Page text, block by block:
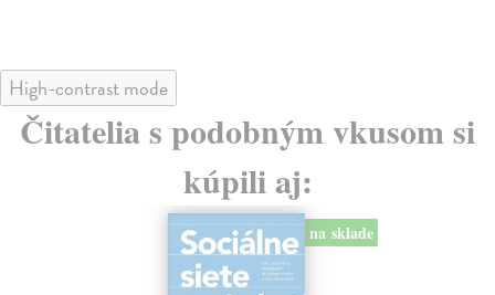
High-contrast mode
Čitatelia s podobným vkusom si
kúpili aj:
na sklade